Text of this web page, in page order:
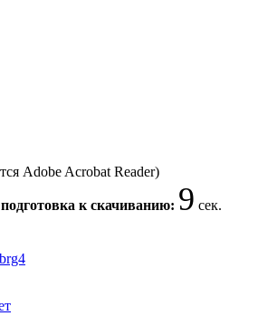
Adobe Acrobat Reader)
к скачиванию: 9 сек.